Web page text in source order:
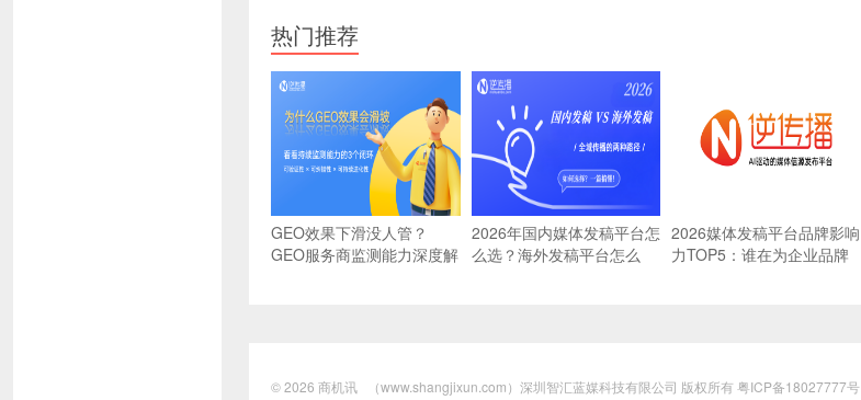
热门推荐
GEO效果下滑没人管？
GEO服务商监测能力深度解
2026年国内媒体发稿平台怎
么选？海外发稿平台怎么
2026媒体发稿平台品牌影响
力TOP5：谁在为企业品牌
© 2026 商机讯 （www.shangjixun.com）深圳智汇蓝媒科技有限公司 版权所有粤ICP备18027777号